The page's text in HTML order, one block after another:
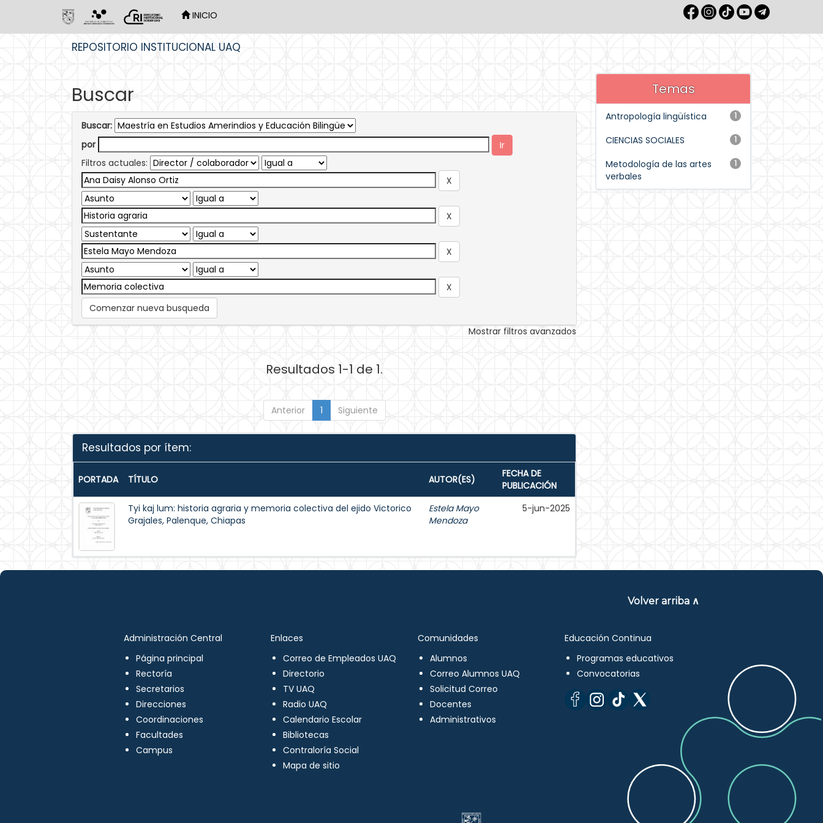
INICIO
REPOSITORIO INSTITUCIONAL UAQ
Buscar
Buscar:
por
Filtros actuales:
Comenzar nueva busqueda
Mostrar filtros avanzados
Resultados 1-1 de 1.
Anterior 1 Siguiente
Resultados por ítem:
PORTADA TÍTULO AUTOR(ES)
FECHA DE
PUBLICACIÓN
Tyi kaj lum: historia agraria y memoria colectiva del ejido Victorico
Grajales, Palenque, Chiapas
Estela Mayo
Mendoza
5-jun-2025
Temas
1
Antropología lingüística
1
CIENCIAS SOCIALES
1
Metodología de las artes
verbales
Volver arriba ∧
Administración Central
Página principal
Rectoría
Secretarios
Direcciones
Coordinaciones
Facultades
Campus
Enlaces
Correo de Empleados UAQ
Directorio
TV UAQ
Radio UAQ
Calendario Escolar
Bibliotecas
Contraloría Social
Mapa de sitio
Comunidades
Alumnos
Correo Alumnos UAQ
Solicitud Correo
Docentes
Administrativos
Educación Continua
Programas educativos
Convocatorias